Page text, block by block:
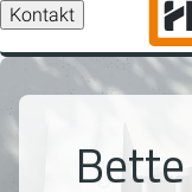
Kontakt
Bette